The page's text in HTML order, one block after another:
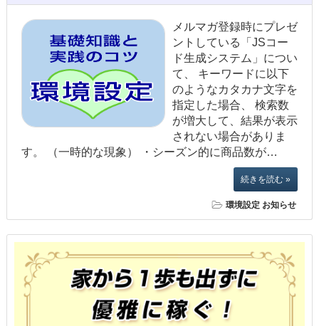
メルマガ登録時にプレゼ
ントしている「JSコー
ド生成システム」につい
て、 キーワードに以下
のようなカタカナ文字を
指定した場合、 検索数
が増大して、結果が表示
されない場合がありま
す。 （一時的な現象） ・シーズン的に商品数が…
続きを読む »
環境設定 お知らせ